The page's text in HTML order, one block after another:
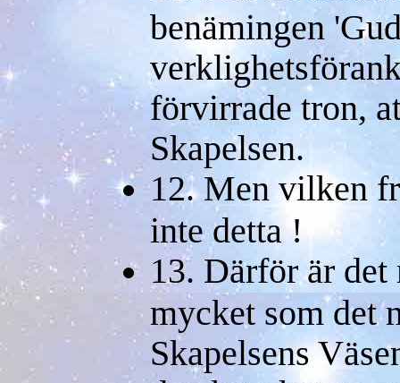
benämingen
förvirrade tron,
Skapelsen.
12. Men vilken
inte detta !
13. Därför är
mycket som det
Skapelsens